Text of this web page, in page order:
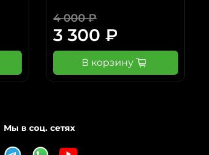
4 000 ₽
3 300 ₽
В корзину
Мы в соц. сетях